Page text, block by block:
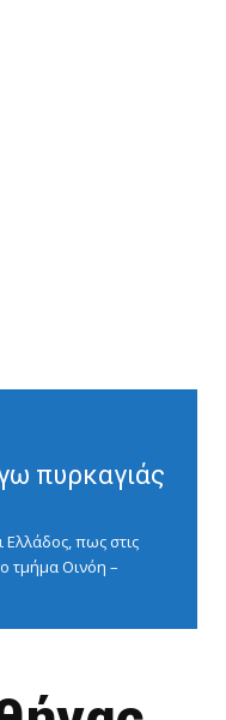
πυρκαγιάς
πως στις
τμήμα Οινόη –